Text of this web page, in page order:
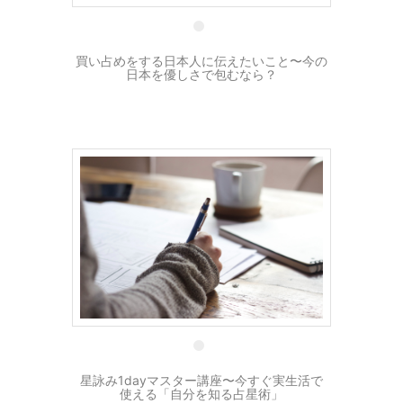
買い占めをする日本人に伝えたいこと〜今の
日本を優しさで包むなら？
28 3月
星詠み1dayマスター講座〜今すぐ実生活で
使える「自分を知る占星術」